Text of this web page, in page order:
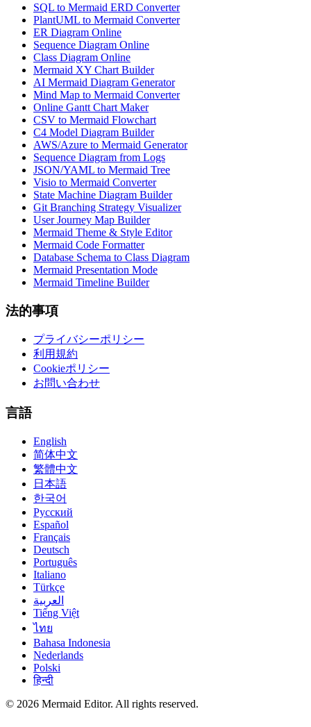
SQL to Mermaid ERD Converter
PlantUML to Mermaid Converter
ER Diagram Online
Sequence Diagram Online
Class Diagram Online
Mermaid XY Chart Builder
AI Mermaid Diagram Generator
Mind Map to Mermaid Converter
Online Gantt Chart Maker
CSV to Mermaid Flowchart
C4 Model Diagram Builder
AWS/Azure to Mermaid Generator
Sequence Diagram from Logs
JSON/YAML to Mermaid Tree
Visio to Mermaid Converter
State Machine Diagram Builder
Git Branching Strategy Visualizer
User Journey Map Builder
Mermaid Theme & Style Editor
Mermaid Code Formatter
Database Schema to Class Diagram
Mermaid Presentation Mode
Mermaid Timeline Builder
法的事項
プライバシーポリシー
利用規約
Cookieポリシー
お問い合わせ
言語
English
简体中文
繁體中文
日本語
한국어
Русский
Español
Français
Deutsch
Português
Italiano
Türkçe
العربية
Tiếng Việt
ไทย
Bahasa Indonesia
Nederlands
Polski
हिन्दी
© 2026 Mermaid Editor. All rights reserved.